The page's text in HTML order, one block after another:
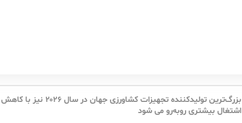
بزرگ‌ترین تولیدکننده تجهیزات کشاورزی جهان در سال ۲۰۲۶ نیز با کاهش
اشتغال بیشتری روبه‌رو می شود